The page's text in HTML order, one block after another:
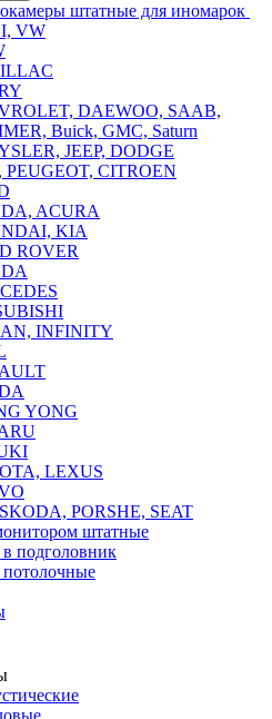
штатные для иномарок
VW
DAEWOO, SAAB,
Buick, GMC, Saturn
JEEP, DODGE
PEUGEOT, CITROEN
ACURA
KIA
ROVER
INFINITY
YONG
LEXUS
PORSHE, SEAT
штатные
подголовник